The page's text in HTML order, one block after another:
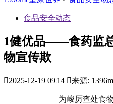
食品安全动态
1健优品——食药监
物宣传欺
2025-12-19 09:14 来源:
为峻厉查处食物